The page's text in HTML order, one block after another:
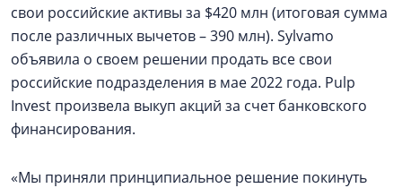
свои российские активы за $420 млн (итоговая сумма
после различных вычетов – 390 млн). Sylvamo
объявила о своем решении продать все свои
российские подразделения в мае 2022 года. Pulp
Invest произвела выкуп акций за счет банковского
финансирования.
«Мы приняли принципиальное решение покинуть